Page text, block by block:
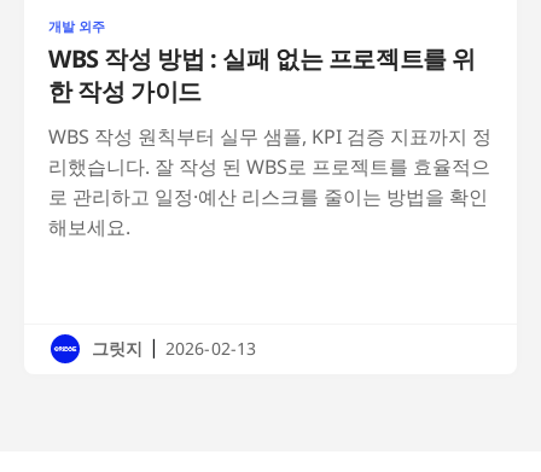
개발 외주
WBS 작성 방법 : 실패 없는 프로젝트를 위
한 작성 가이드
WBS 작성 원칙부터 실무 샘플, KPI 검증 지표까지 정
리했습니다. 잘 작성 된 WBS로 프로젝트를 효율적으
로 관리하고 일정·예산 리스크를 줄이는 방법을 확인
해보세요.
그릿지 | 2026-02-13